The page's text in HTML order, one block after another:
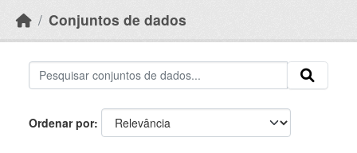
Conjuntos de dados
Ordenar por